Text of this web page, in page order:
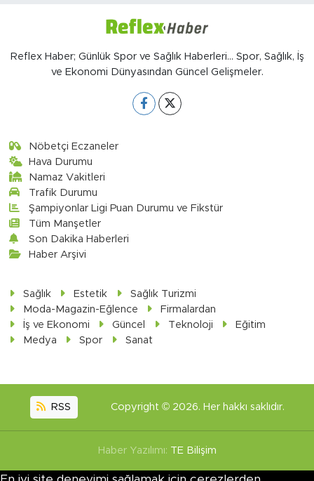
Reflex Haber; Günlük Spor ve Sağlık Haberleri... Spor, Sağlık, İş
ve Ekonomi Dünyasından Güncel Gelişmeler.
Nöbetçi Eczaneler
Hava Durumu
Namaz Vakitleri
Trafik Durumu
Şampiyonlar Ligi Puan Durumu ve Fikstür
Tüm Manşetler
Son Dakika Haberleri
Haber Arşivi
Sağlık Estetik
Sağlık Turizmi
Moda-Magazin-Eğlence
Firmalardan
İş ve Ekonomi
Güncel Teknoloji
Eğitim
Medya
Spor Sanat
RSS Copyright © 2026. Her hakkı saklıdır.
Haber Yazılımı: TE Bilişim